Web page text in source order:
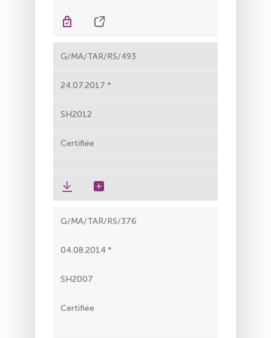
G/MA/TAR/RS/493
24.07.2017
SH2012
Certifiée
G/MA/TAR/RS/376
04.08.2014
SH2007
Certifiée